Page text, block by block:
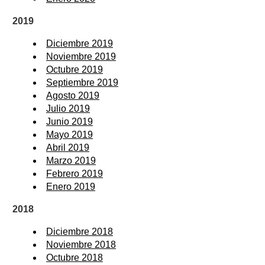
2019
Diciembre 2019
Noviembre 2019
Octubre 2019
Septiembre 2019
Agosto 2019
Julio 2019
Junio 2019
Mayo 2019
Abril 2019
Marzo 2019
Febrero 2019
Enero 2019
2018
Diciembre 2018
Noviembre 2018
Octubre 2018